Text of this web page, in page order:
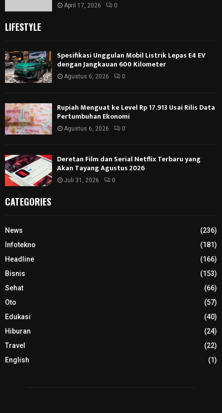
April 17, 2026 0
LIFESTYLE
Spesifikasi Unggulan Mobil Listrik Lepas E4 EV
dengan Jangkauan 600 Kilometer
Agustus 6, 2026 0
Rupiah Menguat ke Level Rp 17.913 Usai Rilis Data
Pertumbuhan Ekonomi
Agustus 6, 2026 0
Deretan Film dan Serial Netflix Terbaru yang
Akan Tayang Agustus 2026
Juli 31, 2026 0
CATEGORIES
News
(236)
Infotekno
(181)
Headline
(166)
Bisnis
(153)
Sehat
(66)
Oto
(57)
Edukasi
(40)
Hiburan
(24)
Travel
(22)
English
(1)